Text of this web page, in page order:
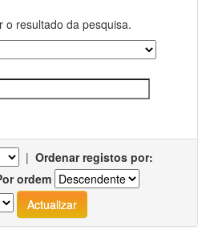
o resultado da pesquisa.
| Ordenar registos por:
ordem